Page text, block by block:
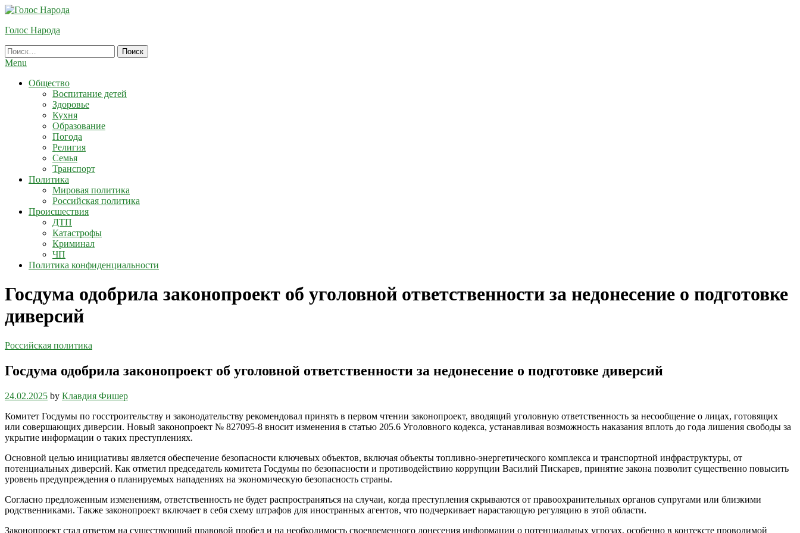
Skip
Content
Голос Народа
Найти:
Menu
Общество
Воспитание детей
Здоровье
Кухня
Образование
Погода
Религия
Семья
Транспорт
Политика
Мировая политика
Российская политика
Происшествия
ДТП
Катастрофы
Криминал
ЧП
Политика конфиденциальности
Госдума одобрила законопроект об уголовной ответственности за недонесение о подготовке
диверсий
Российская политика
Госдума одобрила законопроект об уголовной ответственности за недонесение о подготовке диверсий
24.02.2025 by Клавдия Фишер
Комитет Госдумы по госстроительству и законодательству рекомендовал принять в первом чтении законопроект, вводящий уголовную ответственность за несообщение о лицах, готовящих
или совершающих диверсии. Новый законопроект № 827095-8 вносит изменения в статью 205.6 Уголовного кодекса, устанавливая возможность наказания вплоть до года лишения свободы за
укрытие информации о таких преступлениях.
Основной целью инициативы является обеспечение безопасности ключевых объектов, включая объекты топливно-энергетического комплекса и транспортной инфраструктуры, от
потенциальных диверсий. Как отметил председатель комитета Госдумы по безопасности и противодействию коррупции Василий Пискарев, принятие закона позволит существенно повысить
уровень предупреждения о планируемых нападениях на экономическую безопасность страны.
Согласно предложенным изменениям, ответственность не будет распространяться на случаи, когда преступления скрываются от правоохранительных органов супругами или близкими
родственниками. Также законопроект включает в себя схему штрафов для иностранных агентов, что подчеркивает нарастающую регуляцию в этой области.
Законопроект стал ответом на существующий правовой пробел и на необходимость своевременного донесения информации о потенциальных угрозах, особенно в контексте проводимой